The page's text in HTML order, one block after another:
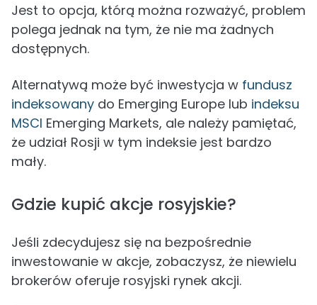
Jest to opcja, którą można rozważyć, problem
polega jednak na tym, że nie ma żadnych
dostępnych.
Alternatywą może być inwestycja w fundusz
indeksowany do Emerging Europe lub indeksu
MSCI Emerging Markets, ale należy pamiętać,
że udział Rosji w tym indeksie jest bardzo
mały.
Gdzie kupić akcje rosyjskie?
Jeśli zdecydujesz się na bezpośrednie
inwestowanie w akcje, zobaczysz, że niewielu
brokerów oferuje rosyjski rynek akcji.